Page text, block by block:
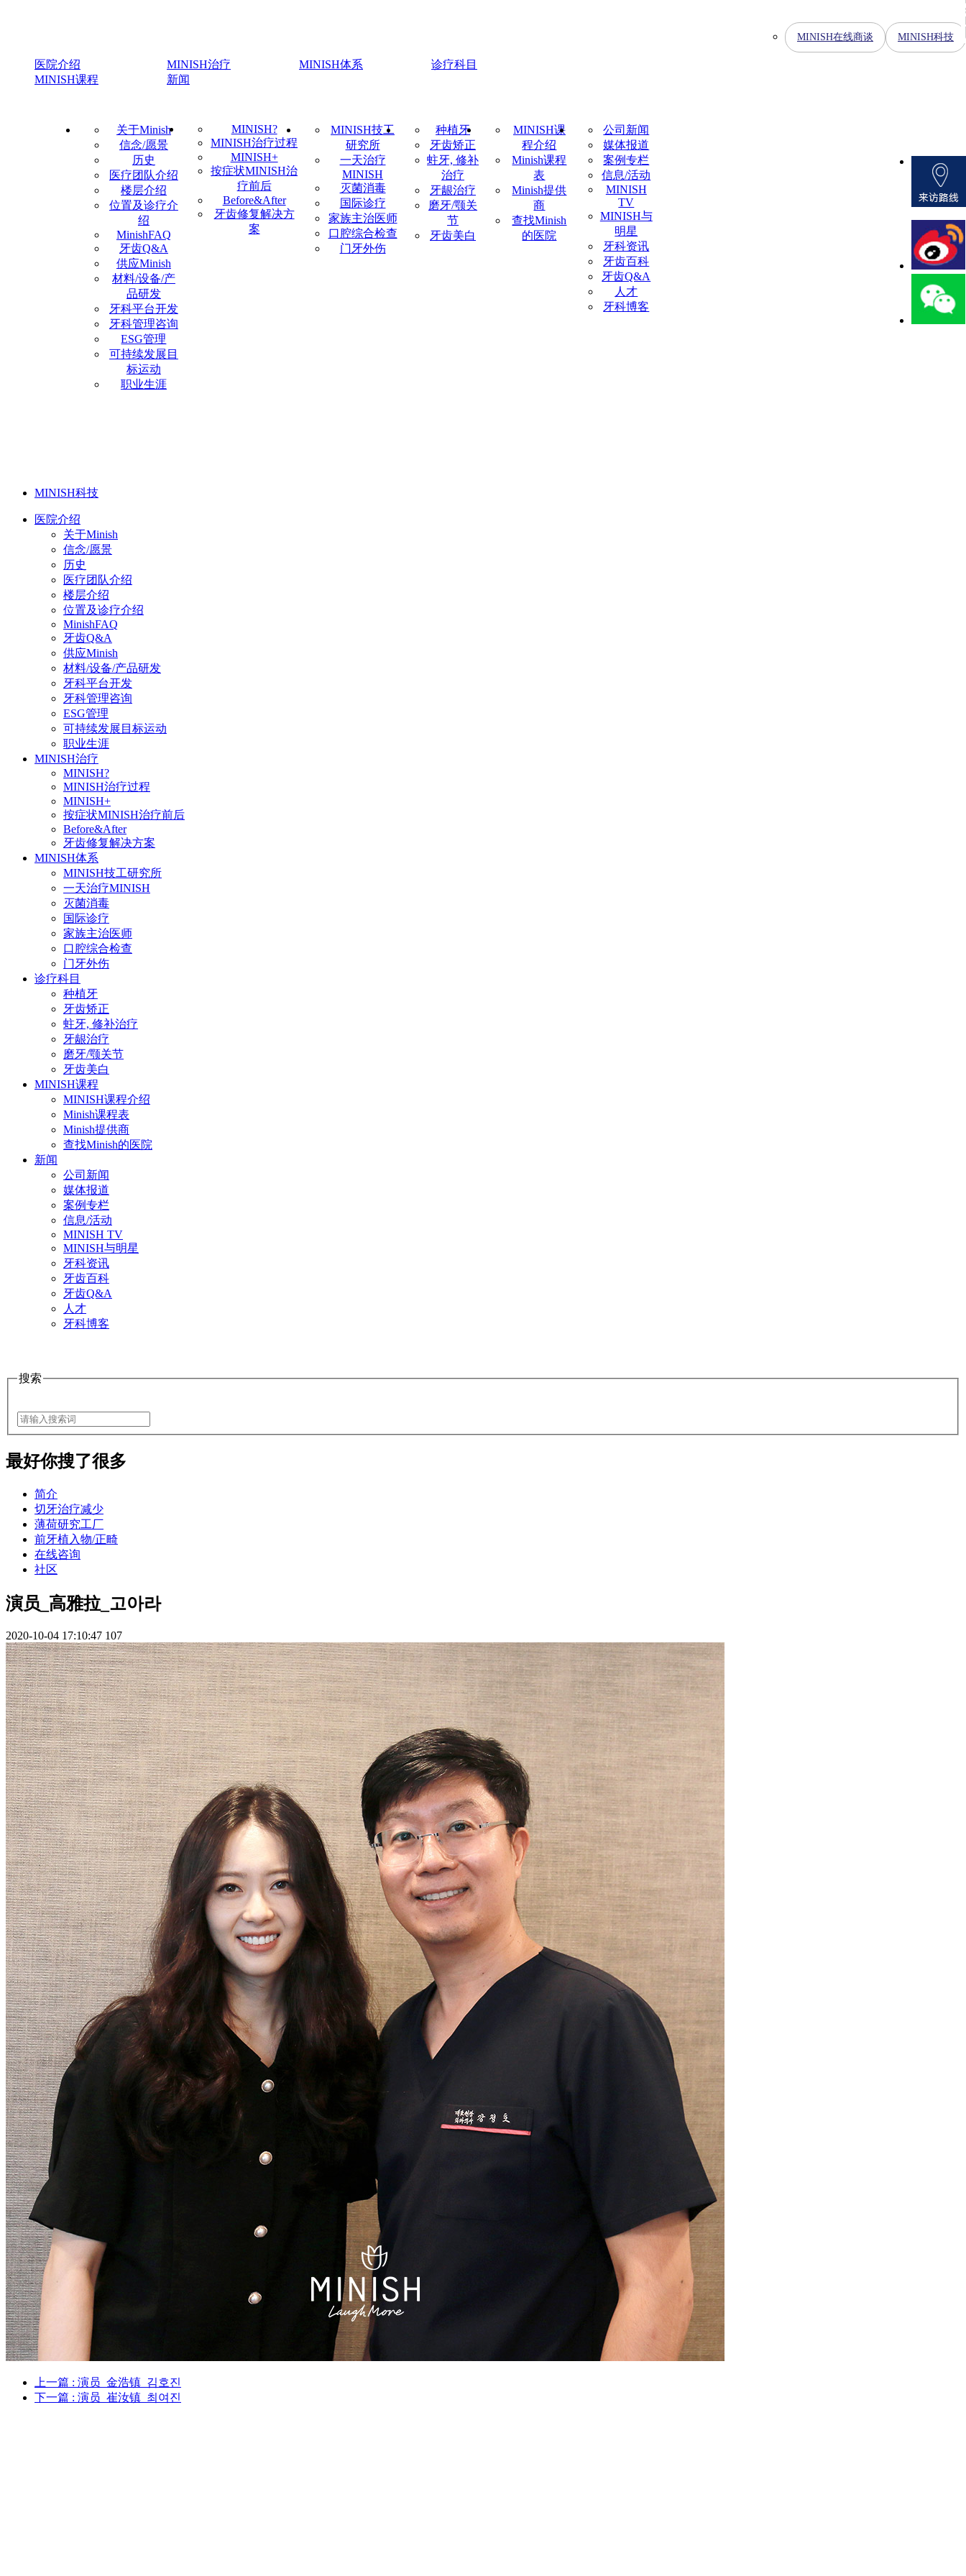
医院介绍 MINISH治疗 MINISH体系
诊疗科目
MINISH课程
新闻
MINISH在线商谈 MINISH科技
关于Minish
信念/愿景
历史
医疗团队介绍
楼层介绍
位置及诊疗介
绍
MinishFAQ
牙齿Q&A
供应Minish
材料/设备/产
品研发
牙科平台开发
牙科管理咨询
ESG管理
可持续发展目
标运动
职业生涯
MINISH?
MINISH治疗过程
MINISH+
按症状MINISH治
疗前后
Before&After
牙齿修复解决方
案
MINISH技工
研究所
一天治疗
MINISH
灭菌消毒
国际诊疗
家族主治医师
口腔综合检查
门牙外伤
种植牙
牙齿矫正
蛀牙, 修补
治疗
牙龈治疗
磨牙/颚关
节
牙齿美白
MINISH课
程介绍
Minish课程
表
Minish提供
商
查找Minish
的医院
公司新闻
媒体报道
案例专栏
信息/活动
MINISH
TV
MINISH与
明星
牙科资讯
牙齿百科
牙齿Q&A
人才
牙科博客
MINISH科技
医院介绍
关于Minish
信念/愿景
历史
医疗团队介绍
楼层介绍
位置及诊疗介绍
MinishFAQ
牙齿Q&A
供应Minish
材料/设备/产品研发
牙科平台开发
牙科管理咨询
ESG管理
可持续发展目标运动
职业生涯
MINISH治疗
MINISH?
MINISH治疗过程
MINISH+
按症状MINISH治疗前后
Before&After
牙齿修复解决方案
MINISH体系
MINISH技工研究所
一天治疗MINISH
灭菌消毒
国际诊疗
家族主治医师
口腔综合检查
门牙外伤
诊疗科目
种植牙
牙齿矫正
蛀牙, 修补治疗
牙龈治疗
磨牙/颚关节
牙齿美白
MINISH课程
MINISH课程介绍
Minish课程表
Minish提供商
查找Minish的医院
新闻
公司新闻
媒体报道
案例专栏
信息/活动
MINISH TV
MINISH与明星
牙科资讯
牙齿百科
牙齿Q&A
人才
牙科博客
搜索
最好你搜了很多
简介
切牙治疗减少
薄荷研究工厂
前牙植入物/正畸
在线咨询
社区
演员_高雅拉_고아라
2020-10-04 17:10:47 107
上一篇 : 演员_金浩镇_김호진
下一篇 : 演员_崔汝镇_최여진